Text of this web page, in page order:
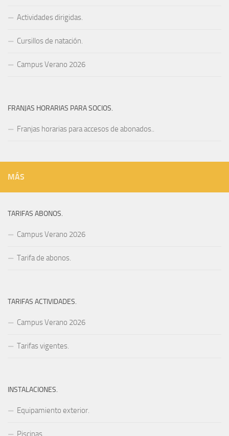
Actividades dirigidas.
Cursillos de natación.
Campus Verano 2026
FRANJAS HORARIAS PARA SOCIOS.
Franjas horarias para accesos de abonados..
MÁS
TARIFAS ABONOS.
Campus Verano 2026
Tarifa de abonos.
TARIFAS ACTIVIDADES.
Campus Verano 2026
Tarifas vigentes.
INSTALACIONES.
Equipamiento exterior.
Piscinas.